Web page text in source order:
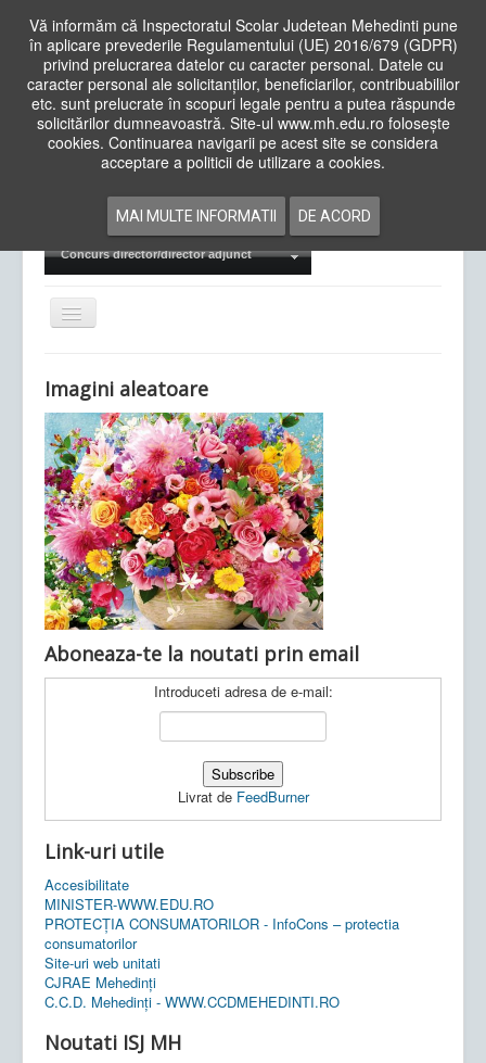
Vă informăm că Inspectoratul Scolar Judetean Mehedinti pune
în aplicare prevederile Regulamentului (UE) 2016/679 (GDPR)
privind prelucrarea datelor cu caracter personal. Datele cu
caracter personal ale solicitanților, beneficiarilor, contribuabililor
etc. sunt prelucrate în scopuri legale pentru a putea răspunde
solicitărilor dumneavoastră. Site-ul www.mh.edu.ro folosește
cookies. Continuarea navigarii pe acest site se considera
acceptare a politicii de utilizare a cookies.
MAI MULTE INFORMATII DE ACORD
Cauta
in
siteAcasa Cadre Didactice
Examene Naționale
Concurs director/director adjunct
Comută
navigarea
Ultimele articole: Vi, 04.11.2022 -Inspectoratul Școlar
Județean Mehedinți
Imagini aleatoare
Aboneaza-te la noutati prin email
Introduceti adresa de e-mail:
Livrat de FeedBurner
Link-uri utile
Accesibilitate
MINISTER-WWW.EDU.RO
PROTECȚIA CONSUMATORILOR - InfoCons – protectia
consumatorilor
Site-uri web unitati
CJRAE Mehedinți
C.C.D. Mehedinţi - WWW.CCDMEHEDINTI.RO
Noutati ISJ MH